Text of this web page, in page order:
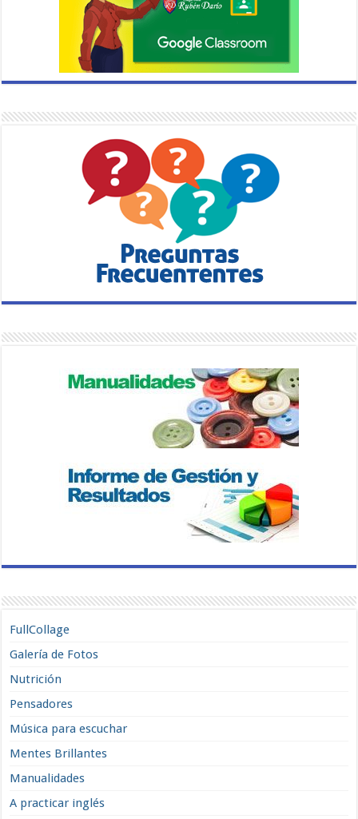
FullCollage
Galería de Fotos
Nutrición
Pensadores
Música para escuchar
Mentes Brillantes
Manualidades
A practicar inglés